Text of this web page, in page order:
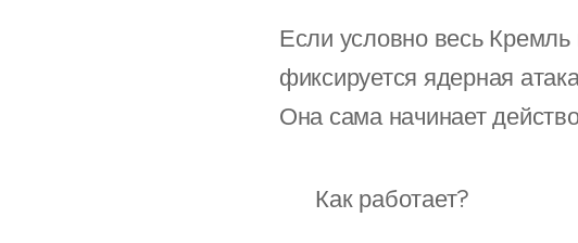
Если условно весь Кремль
фиксируется ядерная
Она сама начинает
🔻 Как работает?